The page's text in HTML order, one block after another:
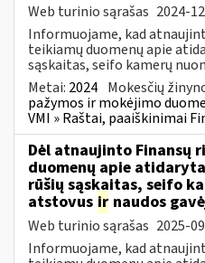
Web turinio sąrašas 2024-
Informuojame, kad
teikiamų duomenų apie
sąskaitas, seifo kamerų
Metai: 2024 Mokesčių
pažymos ir mokėjimo
VMI » Raštai, paaiškinimai
Dėl atnaujinto Finansų
duomenų apie
rūšių sąskaitas, seifo
atstovus ir naudos
Web turinio sąrašas 2025-
Informuojame, kad